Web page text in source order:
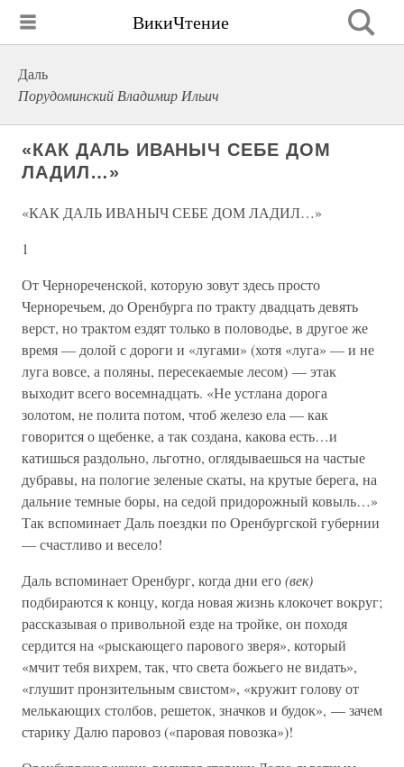
ВикиЧтение
Даль
Порудоминский Владимир Ильич
«КАК ДАЛЬ ИВАНЫЧ СЕБЕ ДОМ
ЛАДИЛ…»
«КАК ДАЛЬ ИВАНЫЧ СЕБЕ ДОМ ЛАДИЛ…»
1
От Чернореченской, которую зовут здесь просто
Черноречьем, до Оренбурга по тракту двадцать девять
верст, но трактом ездят только в половодье, в другое же
время — долой с дороги и «лугами» (хотя «луга» — и не
луга вовсе, а поляны, пересекаемые лесом) — этак
выходит всего восемнадцать. «Не устлана дорога
золотом, не полита потом, чтоб железо ела — как
говорится о щебенке, а так создана, какова есть…и
катишься раздольно, льготно, оглядываешься на частые
дубравы, на пологие зеленые скаты, на крутые берега, на
дальние темные боры, на седой придорожный ковыль…»
Так вспоминает Даль поездки по Оренбургской губернии
— счастливо и весело!
Даль вспоминает Оренбург, когда дни его(век)
подбираются к концу, когда новая жизнь клокочет вокруг;
рассказывая о привольной езде на тройке, он походя
сердится на «рыскающего парового зверя», который
«мчит тебя вихрем, так, что света божьего не видать»,
«глушит пронзительным свистом», «кружит голову от
мелькающих столбов, решеток, значков и будок», — зачем
старику Далю паровоз («паровая повозка»)!